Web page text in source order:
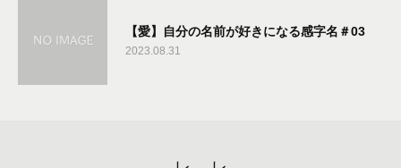
【愛】自分の名前が好きになる感字名＃03
2023.08.31